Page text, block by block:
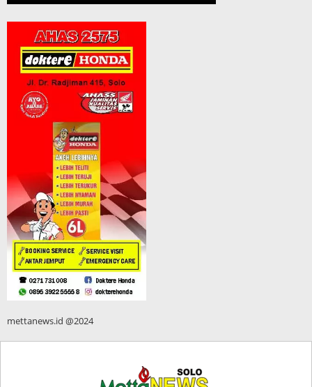
mettanews.id @2024